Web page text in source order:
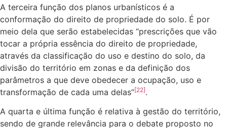
A terceira função dos planos urbanísticos é a
conformação do direito de propriedade do solo. É por
meio dela que serão estabelecidas “prescrições que vão
tocar a própria essência do direito de propriedade,
através da classificação do uso e destino do solo, da
divisão do território em zonas e da definição dos
parâmetros a que deve obedecer a ocupação, uso e
transformação de cada uma delas”[22].
A quarta e última função é relativa à gestão do território,
sendo de grande relevância para o debate proposto no